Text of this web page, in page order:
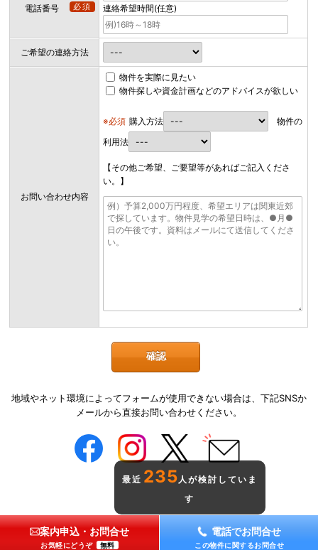
電話番号 必須 連絡希望時間(任意)
ご希望の連絡方法
お問い合わせ内容
物件を実際に見たい
物件探しや資金計画などのアドバイスが欲しい
※必須 購入方法
物件の
利用法
【その他ご希望、ご要望等があればご記入くださ
い。】
地域やネット環境によってフォームが使用できない場合は、下記SNSか
メールから直接お問い合わせください。
最近 235人が検討していま
す
案内申込・お問合せ
お気軽にどうぞ 無料
電話でお問合せ
この物件に関するお問合せ